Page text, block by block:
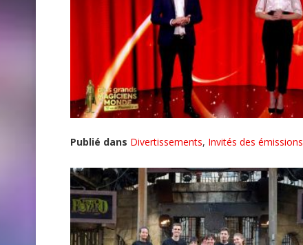
Publié dans Divertissements, Invités des émissions